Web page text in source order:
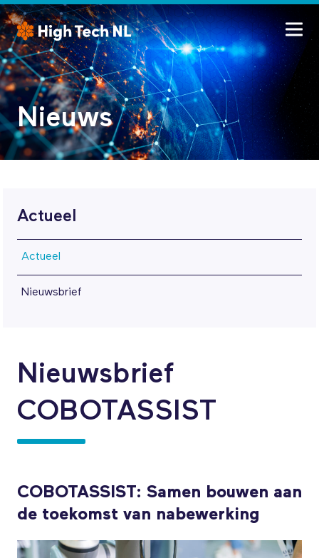
Nieuws
Actueel
Actueel
Nieuwsbrief
Nieuwsbrief
COBOTASSIST
COBOTASSIST: Samen bouwen aan
de toekomst van nabewerking